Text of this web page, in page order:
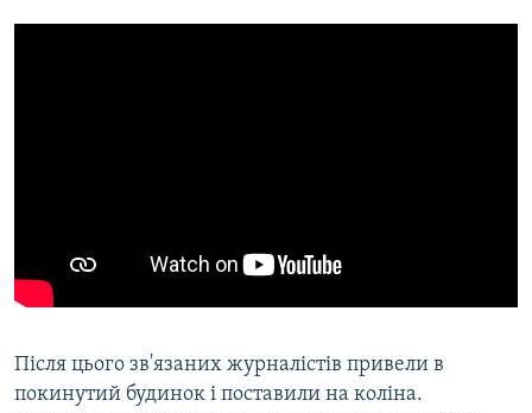
Після цього зв'язаних журналістів привели в
покинутий будинок і поставили на коліна.